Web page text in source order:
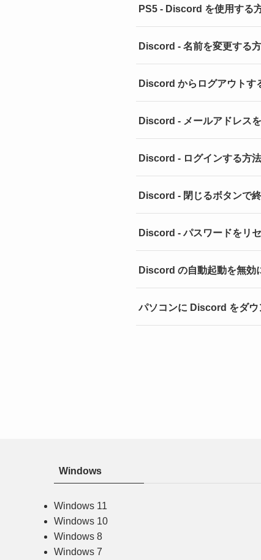
PS5 - Discord を使用する
Discord - 名前を変更する方
Discord からログアウトす
Discord - メールアドレス
Discord - ログインする方
Discord - 閉じるボタンで
Discord - パスワードをリ
Discord の自動起動を無
パソコンに Discord をダ
Windows
Windows 11
Windows 10
Windows 8
Windows 7